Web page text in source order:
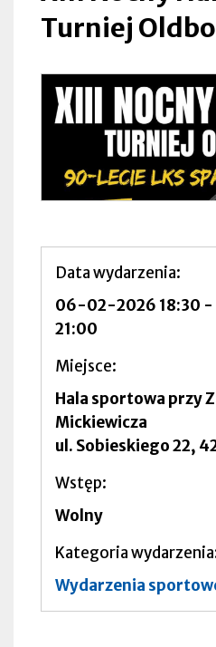
Turniej
Data wydarzenia
06-02-2026 18:30 -
21:00
Miejsce
Hala sportowa przy
Mickiewicza
ul. Sobieskiego 22,
Wstęp
Wolny
Kategoria wydarzenia
Wydarzenia